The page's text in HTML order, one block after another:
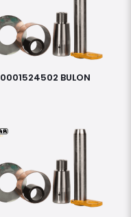
0001524502 BULON